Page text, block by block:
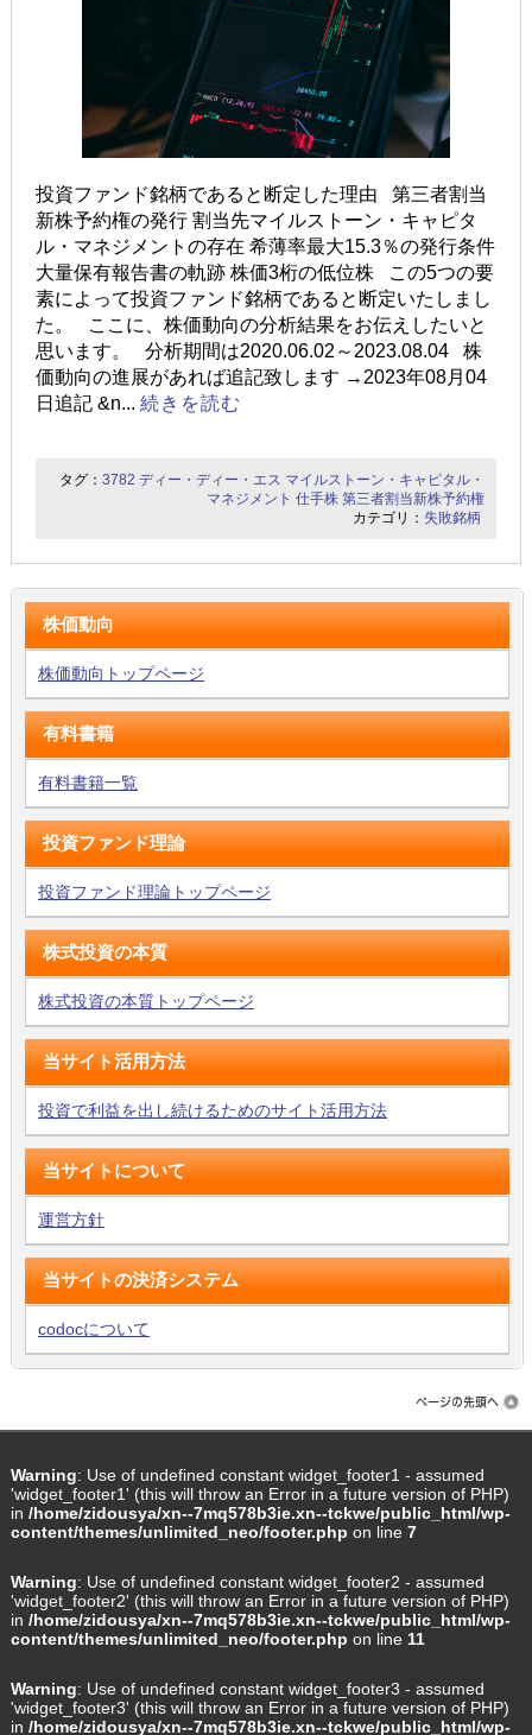
投資ファンド銘柄であると断定した理由 第三者割当
新株予約権の発行 割当先マイルストーン・キャピタ
ル・マネジメントの存在 希薄率最大15.3％の発行条件
大量保有報告書の軌跡 株価3桁の低位株 この5つの要
素によって投資ファンド銘柄であると断定いたしまし
た。 ここに、株価動向の分析結果をお伝えしたいと
思います。 分析期間は2020.06.02～2023.08.04 株
価動向の進展があれば追記致します →2023年08月04
日追記 &n... 続きを読む
タグ：3782 ディー・ディー・エス マイルストーン・キャピタル・
マネジメント 仕手株 第三者割当新株予約権
カテゴリ： 失敗銘柄
株価動向
株価動向トップページ
有料書籍
有料書籍一覧
投資ファンド理論
投資ファンド理論トップページ
株式投資の本質
株式投資の本質トップページ
当サイト活用方法
投資で利益を出し続けるためのサイト活用方法
当サイトについて
運営方針
当サイトの決済システム
codocについて
Warning: Use of undefined constant widget_footer1 - assumed
'widget_footer1' (this will throw an Error in a future version of PHP)
in /home/zidousya/xn--7mq578b3ie.xn--tckwe/public_html/wp-
content/themes/unlimited_neo/footer.php on line 7
Warning: Use of undefined constant widget_footer2 - assumed
'widget_footer2' (this will throw an Error in a future version of PHP)
in /home/zidousya/xn--7mq578b3ie.xn--tckwe/public_html/wp-
content/themes/unlimited_neo/footer.php on line 11
Warning: Use of undefined constant widget_footer3 - assumed
'widget_footer3' (this will throw an Error in a future version of PHP)
in /home/zidousya/xn--7mq578b3ie.xn--tckwe/public_html/wp-